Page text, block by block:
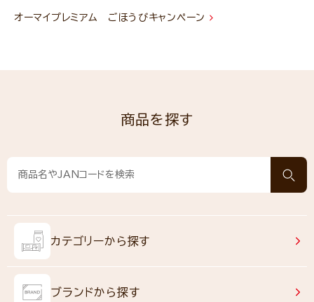
オーマイプレミアム ごほうびキャンペーン
商品を探す
カテゴリーから探す
ブランドから探す